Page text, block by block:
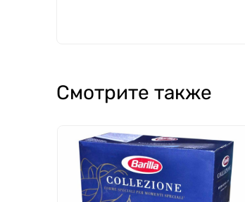
Смотрите также